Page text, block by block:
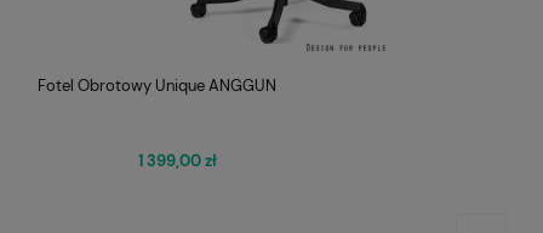
Fotel Obrotowy Unique ANGGUN
1 399,00 zł